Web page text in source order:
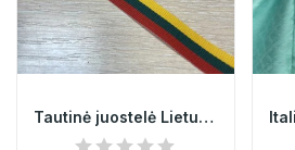
Tautinė juostelė Lietuvos veliava 1,5cm 013795